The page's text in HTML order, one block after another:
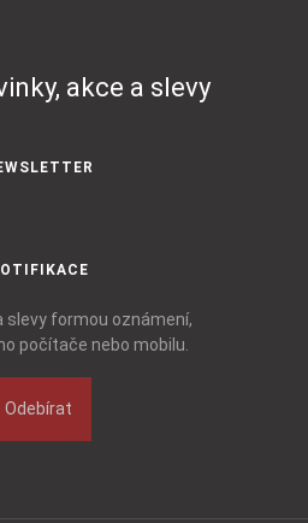
akce a slevy
slevy formou oznámení,
počítače nebo mobilu.
Odebírat